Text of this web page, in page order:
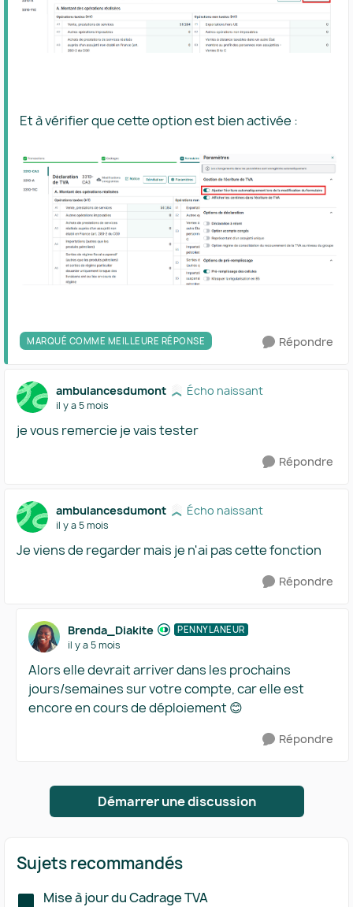
Et à vérifier que cette option est bien activée :
MARQUÉ COMME MEILLEURE RÉPONSE Répondre
ambulancesdumont Écho naissant
il y a 5 mois
je vous remercie je vais tester
Répondre
ambulancesdumont Écho naissant
il y a 5 mois
Je viens de regarder mais je n'ai pas cette fonction
Répondre
Brenda_Diakite PENNYLANEUR
il y a 5 mois
Alors elle devrait arriver dans les prochains
jours/semaines sur votre compte, car elle est
encore en cours de déploiement 😊
Répondre
Démarrer une discussion
Sujets recommandés
Mise à jour du Cadrage TVA